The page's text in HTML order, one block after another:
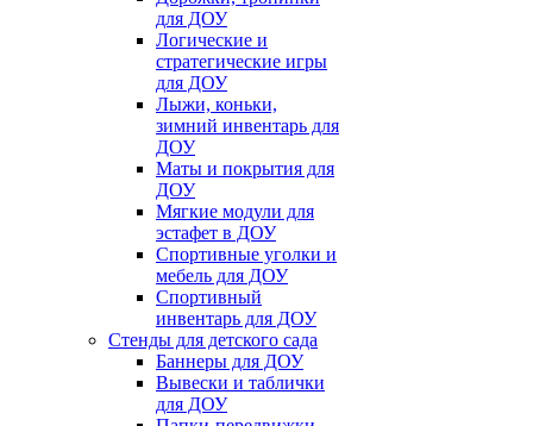
для ДОУ
Логические и
стратегические игры
для ДОУ
Лыжи, коньки,
зимний инвентарь для
ДОУ
Маты и покрытия для
ДОУ
Мягкие модули для
эстафет в ДОУ
Спортивные уголки и
мебель для ДОУ
Спортивный
инвентарь для ДОУ
Стенды для детского сада
Баннеры для ДОУ
Вывески и таблички
для ДОУ